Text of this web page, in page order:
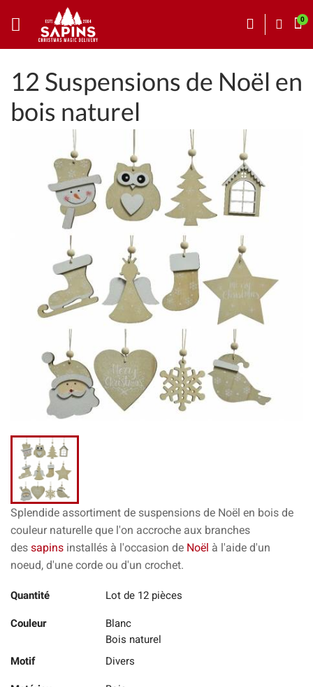
12 Suspensions de Noël en
bois naturel
Splendide assortiment de suspensions de Noël en bois de
couleur naturelle que l'on accroche aux branches
des sapins installés à l'occasion de Noël à l'aide d'un
noeud, d'une corde ou d'un crochet.
Quantité Lot de 12 pièces
Couleur
Blanc
Bois naturel
Motif
Divers